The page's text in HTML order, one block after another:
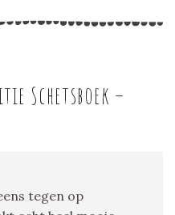
Schetsboek –
tegen op